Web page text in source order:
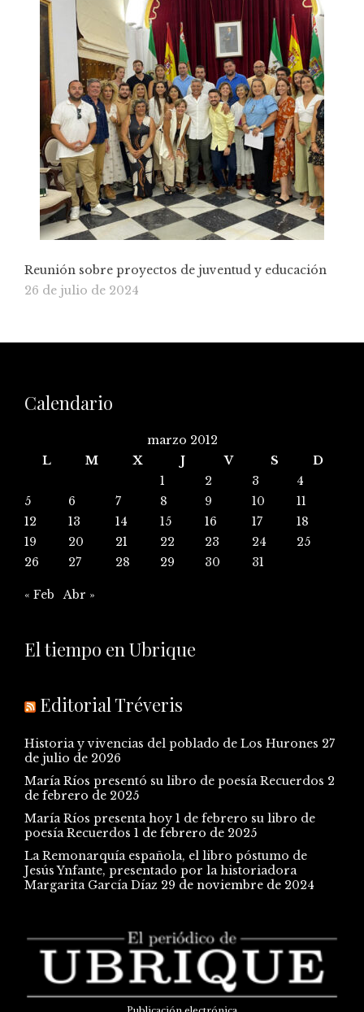
Reunión sobre proyectos de juventud y educación
26 de julio de 2024
Calendario
marzo 2012
L
M X J V S
D
1
2 3
4
5
6 7 8 9 10
11
12
13 14 15 16 17
18
19
20 21 22 23 24
25
26
27 28 29 30 31
« Feb Abr »
El tiempo en Ubrique
Editorial Tréveris
Historia y vivencias del poblado de Los Hurones 27
de julio de 2026
María Ríos presentó su libro de poesía Recuerdos 2
de febrero de 2025
María Ríos presenta hoy 1 de febrero su libro de
poesía Recuerdos 1 de febrero de 2025
La Remonarquía española, el libro póstumo de
Jesús Ynfante, presentado por la historiadora
Margarita García Díaz 29 de noviembre de 2024